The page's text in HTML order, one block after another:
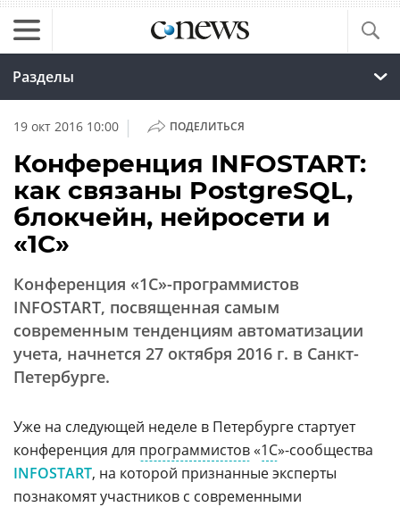
Разделы
19 окт 2016 10:00 | ПОДЕЛИТЬСЯ
Конференция INFOSTART:
как связаны PostgreSQL,
блокчейн, нейросети и
«1С»
Конференция «1С»-программистов
INFOSTART, посвященная самым
современным тенденциям автоматизации
учета, начнется 27 октября 2016 г. в Санкт-
Петербурге.
Уже на следующей неделе в Петербурге стартует
конференция для программистов «1С»-сообщества
INFOSTART, на которой признанные эксперты
познакомят участников с современными